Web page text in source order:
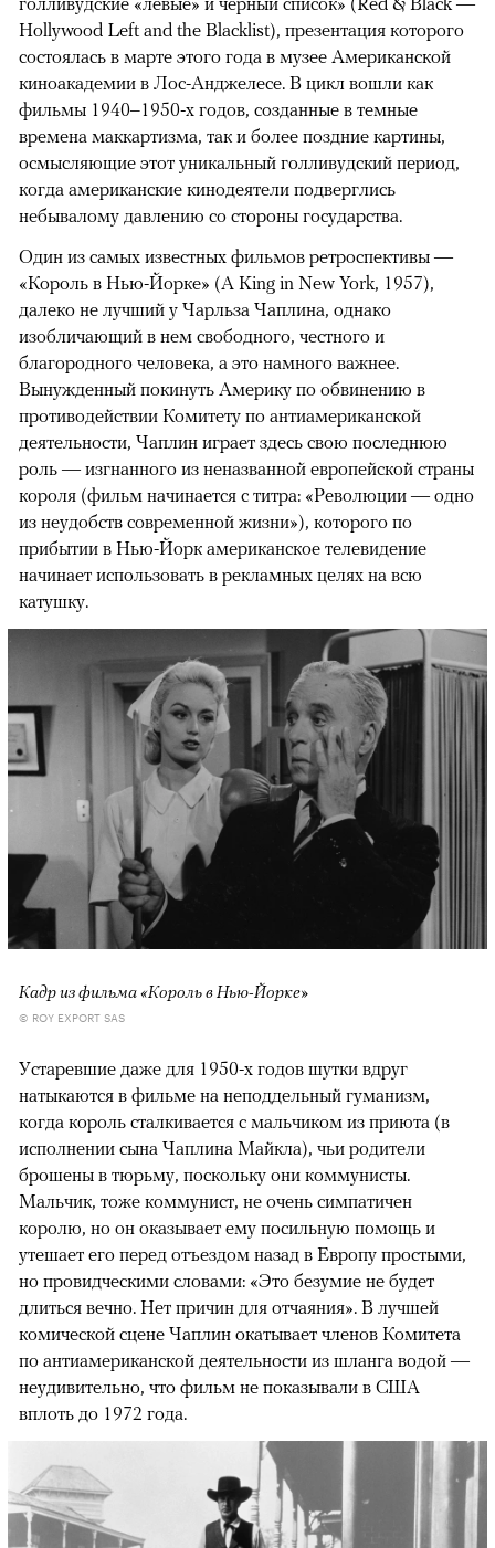
Hollywood Left and the Blacklist), презентация которого
состоялась в марте этого года в музее Американской
киноакадемии в Лос-Анджелесе. В цикл вошли как
фильмы 1940–1950-х годов, созданные в темные
времена маккартизма, так и более поздние картины,
осмысляющие этот уникальный голливудский период,
когда американские кинодеятели подверглись
небывалому давлению со стороны государства.
Один из самых известных фильмов ретроспективы —
«Король в Нью-Йорке» (A King in New York, 1957),
далеко не лучший у Чарльза Чаплина, однако
изобличающий в нем свободного, честного и
благородного человека, а это намного важнее.
Вынужденный покинуть Америку по обвинению в
противодействии Комитету по антиамериканской
деятельности, Чаплин играет здесь свою последнюю
роль — изгнанного из неназванной европейской страны
короля (фильм начинается с титра: «Революции — одно
из неудобств современной жизни»), которого по
прибытии в Нью-Йорк американское телевидение
начинает использовать в рекламных целях на всю
катушку.
Кадр из фильма «Король в Нью-Йорке»
© ROY EXPORT SAS
Устаревшие даже для 1950-х годов шутки вдруг
натыкаются в фильме на неподдельный гуманизм,
когда король сталкивается с мальчиком из приюта (в
исполнении сына Чаплина Майкла), чьи родители
брошены в тюрьму, поскольку они коммунисты.
Мальчик, тоже коммунист, не очень симпатичен
королю, но он оказывает ему посильную помощь и
утешает его перед отъездом назад в Европу простыми,
но провидческими словами: «Это безумие не будет
длиться вечно. Нет причин для отчаяния». В лучшей
комической сцене Чаплин окатывает членов Комитета
по антиамериканской деятельности из шланга водой —
неудивительно, что фильм не показывали в США
вплоть до 1972 года.